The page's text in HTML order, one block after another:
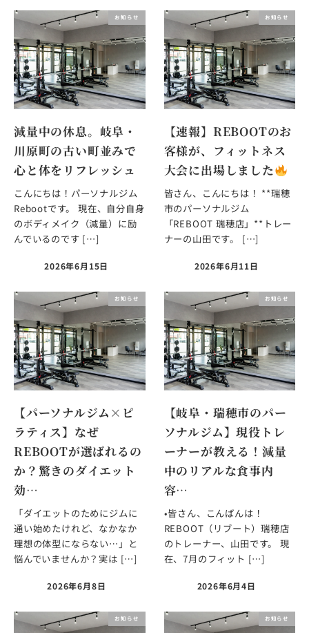
お知らせ
減量中の休息。岐阜・
川原町の古い町並みで
心と体をリフレッシュ
こんにちは！パーソナルジム
Rebootです。 現在、自分自身
のボディメイク（減量）に励
んでいるのです […]
2026年6月15日
お知らせ
【速報】REBOOTのお
客様が、フィットネス
大会に出場しました
皆さん、こんにちは！ **瑞穂
市のパーソナルジム
「REBOOT 瑞穂店」**トレー
ナーの山田です。 […]
2026年6月11日
お知らせ
【パーソナルジム×ピ
ラティス】なぜ
REBOOTが選ばれるの
か？驚きのダイエット
効…
「ダイエットのためにジムに
通い始めたけれど、なかなか
理想の体型にならない…」と
悩んでいませんか？実は […]
2026年6月8日
お知らせ
【岐阜・瑞穂市のパー
ソナルジム】現役トレ
ーナーが教える！減量
中のリアルな食事内
容…
•皆さん、こんばんは！
REBOOT（リブート）瑞穂店
のトレーナー、山田です。 現
在、7月のフィット […]
2026年6月4日
お知らせ お知らせ